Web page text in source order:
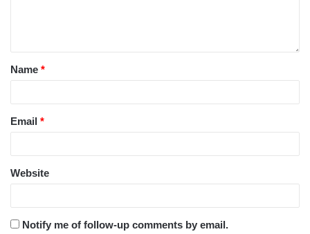
Name *
Email *
Website
Notify me of follow-up comments by email.